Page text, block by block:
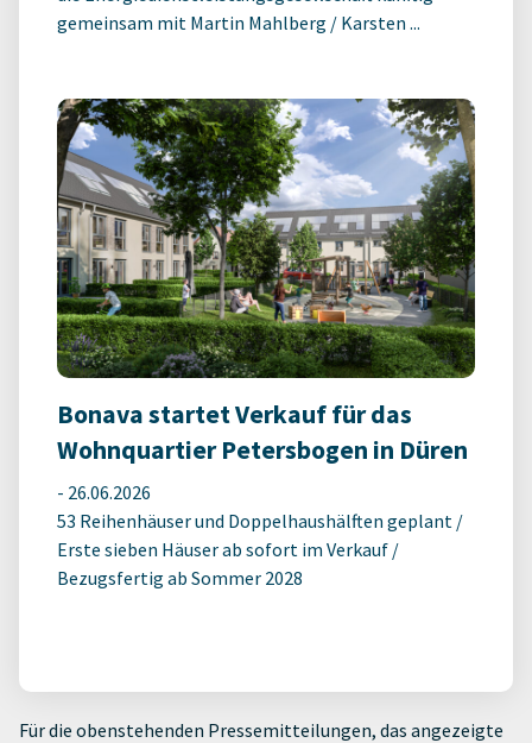
gemeinsam mit Martin Mahlberg / Karsten ...
Bonava startet Verkauf für das
Wohnquartier Petersbogen in Düren
- 26.06.2026
53 Reihenhäuser und Doppelhaushälften geplant /
Erste sieben Häuser ab sofort im Verkauf /
Bezugsfertig ab Sommer 2028
Für die obenstehenden Pressemitteilungen, das angezeigte